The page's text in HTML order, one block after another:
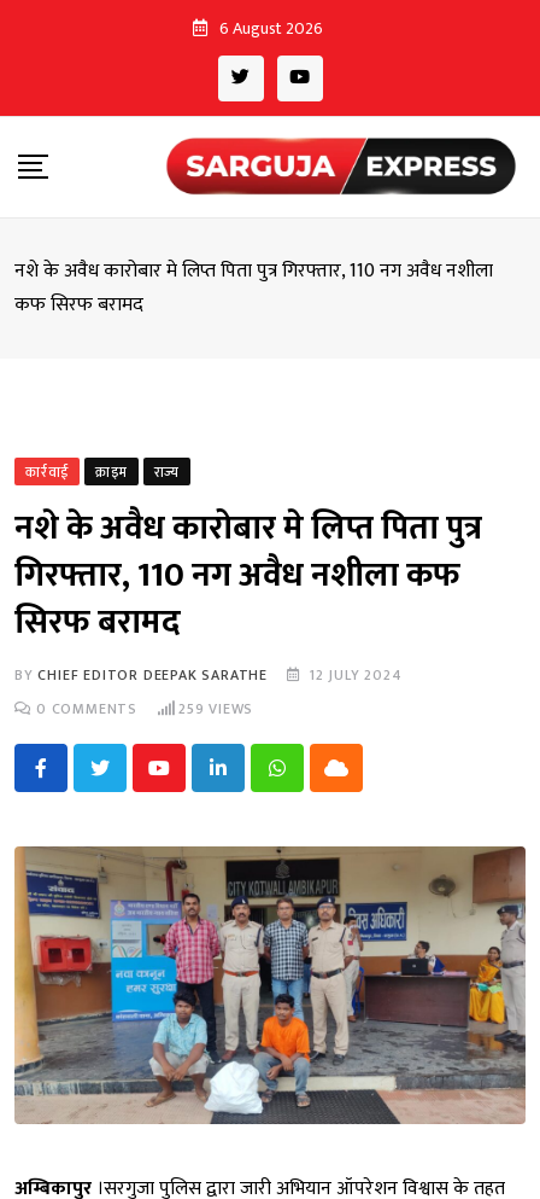
6 August 2026
नशे के अवैध कारोबार मे लिप्त पिता पुत्र गिरफ्तार, 110 नग अवैध नशीला
कफ सिरफ बरामद
कार्रवाई क्राइम राज्य
नशे के अवैध कारोबार मे लिप्त पिता पुत्र
गिरफ्तार, 110 नग अवैध नशीला कफ
सिरफ बरामद
BYCHIEF EDITOR DEEPAK SARATHE
12 JULY 2024
0 COMMENTS 259 VIEWS
YoutubeLinkedInWhatsappCloud
अम्बिकापुर ।सरगुजा पुलिस द्वारा जारी अभियान ऑपरेशन विश्वास के तहत